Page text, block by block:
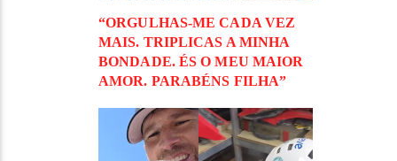
“ORGULHAS-ME CADA VEZ
MAIS. TRIPLICAS A MINHA
BONDADE. ÉS O MEU MAIOR
AMOR. PARABÉNS FILHA”